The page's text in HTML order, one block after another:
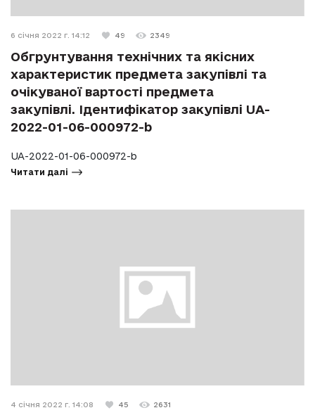
6 січня 2022 г. 14:12 49 2349
Обгрунтування технічних та якісних
характеристик предмета закупівлі та
очікуваної вартості предмета
закупівлі. Ідентифікатор закупівлі UA-
2022-01-06-000972-b
UA-2022-01-06-000972-b
Читати далі
4 січня 2022 г. 14:08 45 2631